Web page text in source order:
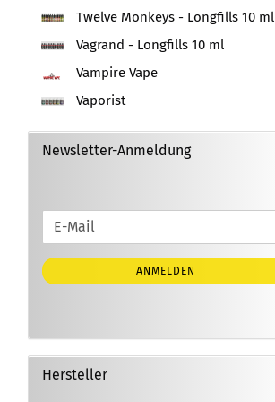
Twelve Monkeys - Longfills 10 ml
Vagrand - Longfills 10 ml
Vampire Vape
Vaporist
Newsletter-Anmeldung
WEITER
NEWSLETTER-
ANMELDUNG
E-
Mail
ANMELDEN
Hersteller